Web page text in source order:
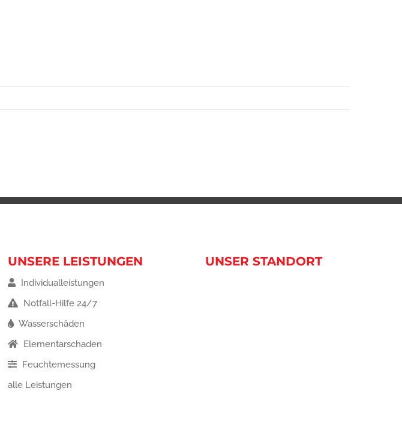
UNSERE LEISTUNGEN
Individualleistungen
Notfall-Hilfe 24/7
Wasserschäden
Elementarschaden
Feuchtemessung
alle Leistungen
UNSER STANDORT